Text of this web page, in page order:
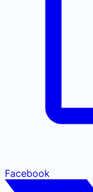
Facebook